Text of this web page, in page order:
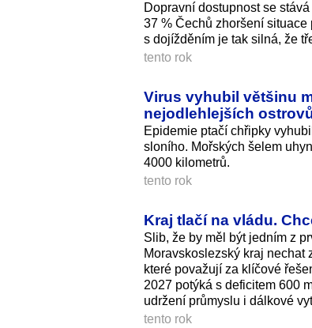
Dopravní dostupnost se
37 % Čechů zhoršení
s dojížděním je tak silná, že
tento rok
Virus vyhubil většinu
nejodlehlejších
Epidemie ptačí chřipky
sloního. Mořských šelem
4000 kilometrů.
tento rok
Kraj tlačí na vládu.
Slib, že by měl být jedním z
Moravskoslezský kraj nechat
které považují za klíčové
2027 potýká s deficitem 600
udržení průmyslu i dálkové
tento rok